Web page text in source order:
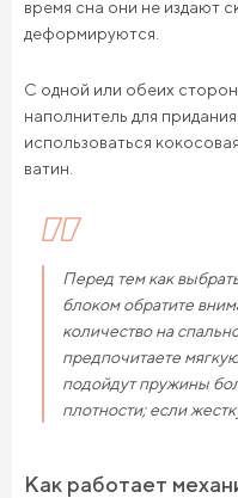
время сна они не издают
деформируются.
С одной или обеих
наполнитель для
использоваться
ватин.
Перед тем как
блоком обратите
количество на
предпочитаете
подойдут пружины
плотности; если
Как работает